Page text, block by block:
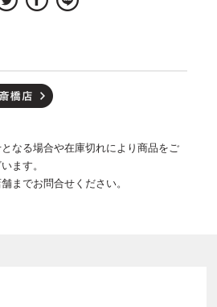
なる場合や在庫切れにより商品をご
ます。
までお問合せください。